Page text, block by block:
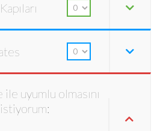
uyumlu olmasını
istiyorum: